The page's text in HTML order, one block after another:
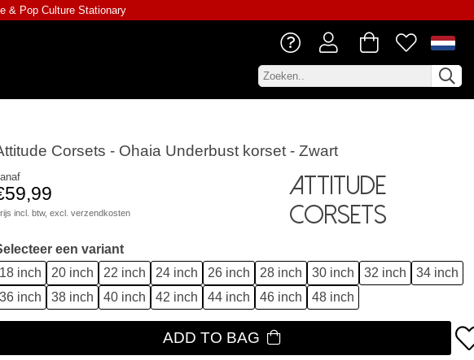
& Pop Culture Stationary
Corsets - Ohaia Underbust korset - Zwart
incl. btw, excl. verzendkosten
Attitude
Corsets
een variant
18 inch
20 inch 22 inch 24 inch 26 inch 28 inch 30 inch 32 inch
34 inch
36 inch
38 inch 40 inch 42 inch 44 inch 46 inch 48 inch
ADD TO BAG